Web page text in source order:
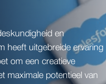
en
heeft uitgebreide ervaring
om een creatieve
maximale potentieel van